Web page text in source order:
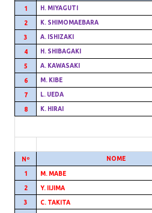
1 H. MIYAGUTI
2 K. SHIMOMAEBARA
3 A. ISHIZAKI
4 H. SHIBAGAKI
5 A. KAWASAKI
6 M. KIBE
7 L. UEDA
8 K. HIRAI
Nº NOME
1 M. MABE
2 Y. IIJIMA
3 C. TAKITA